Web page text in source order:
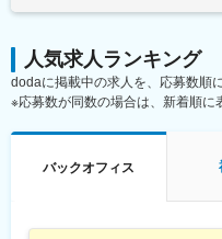
深く進化させていくフェ
具体的には、仮説の立
の高い問題意識の洗い
クホルダーとの交渉→
バーが必要なことから当
ウントで受け取ること
性があります。月給(月
人気求人ランキング
dodaに掲載中の求人を、応募数順
※応募数が同数の場合は、新着順に
バックオフィス